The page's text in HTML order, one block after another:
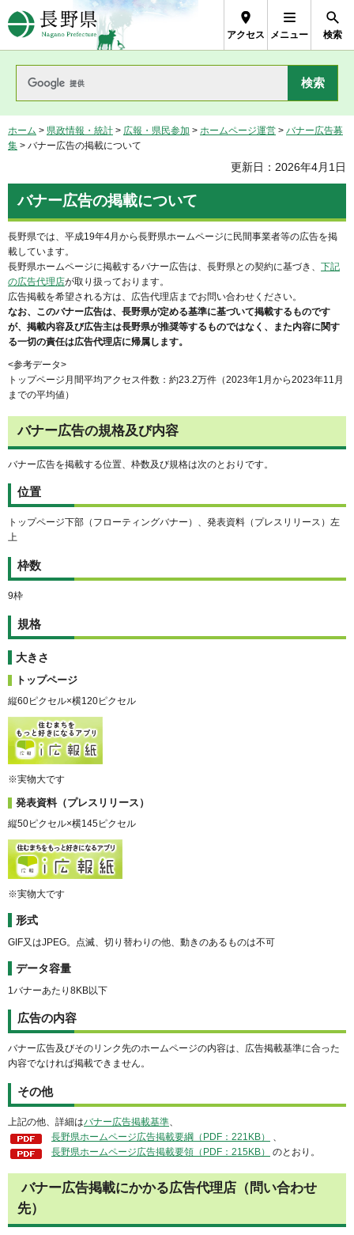
長野県Nagano Prefecture
アクセス メニュー 検索
ホーム > 県政情報・統計 > 広報・県民参加 > ホームページ運営 > バナー広告募
集 > バナー広告の掲載について
更新日：2026年4月1日
バナー広告の掲載について
長野県では、平成19年4月から長野県ホームページに民間事業者等の広告を掲
載しています。
長野県ホームページに掲載するバナー広告は、長野県との契約に基づき、 下記
の広告代理店が取り扱っております。
広告掲載を希望される方は、広告代理店までお問い合わせください。
なお、このバナー広告は、長野県が定める基準に基づいて掲載するものです
が、掲載内容及び広告主は長野県が推奨等するものではなく、また内容に関す
る一切の責任は広告代理店に帰属します。
<参考データ>
トップページ月間平均アクセス件数：約23.2万件（2023年1月から2023年11月
までの平均値）
バナー広告の規格及び内容
バナー広告を掲載する位置、枠数及び規格は次のとおりです。
位置
トップページ下部（フローティングバナー）、発表資料（プレスリリース）左
上
枠数
9枠
規格
大きさ
トップページ
縦60ピクセル×横120ピクセル
※実物大です
発表資料（プレスリリース）
縦50ピクセル×横145ピクセル
※実物大です
形式
GIF又はJPEG。点滅、切り替わりの他、動きのあるものは不可
データ容量
1バナーあたり8KB以下
広告の内容
バナー広告及びそのリンク先のホームページの内容は、広告掲載基準に合った
内容でなければ掲載できません。
その他
上記の他、詳細はバナー広告掲載基準、
長野県ホームページ広告掲載要綱（PDF：221KB）
、
長野県ホームページ広告掲載要領（PDF：215KB）
のとおり。
バナー広告掲載にかかる広告代理店（問い合わせ
先）